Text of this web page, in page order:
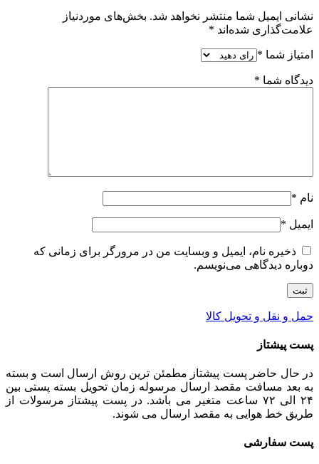
نشانی ایمیل شما منتشر نخواهد شد. بخش‌های موردنیاز
علامت‌گذاری شده‌اند *
امتیاز شما *
دیدگاه شما *
نام *
ایمیل *
ذخیره نام، ایمیل و وبسایت من در مرورگر برای زمانی که
دوباره دیدگاهی می‌نویسم.
حمل و نقل و تحویل کالا
پست پیشتاز
در حال حاضر پست پیشتاز مطمئن ترین روش ارسال است و بسته
به بعد مسافت مقصد ارسال مرسوله زمان تحویل بسته پستی بین
۲۴ الی ۷۲ ساعت متغیر می باشد. در پست پیشتاز مرسولات از
طریق خط هوایی به مقصد ارسال می شوند.
پست سفارشی